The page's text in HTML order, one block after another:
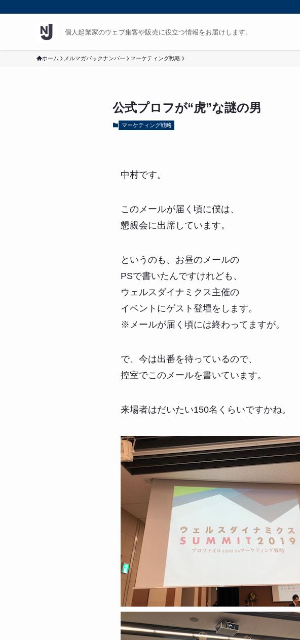
個人起業家のウェブ集客や販売に役立つ情報をお届けします。
ホーム メルマガバックナンバー マーケティング戦略
公式プロフが“虎”な謎の男
マーケティング戦略
中村です。
このメールが届く頃に僕は、
懇親会に出席しています。
というのも、お昼のメールの
PSで書いたんですけれども、
ウェルスダイナミクス主催の
イベントにゲスト登壇をします。
※メールが届く頃には終わってますが。
で、今は出番を待っているので、
控室でこのメールを書いています。
来場者はだいたい150名くらいですかね。